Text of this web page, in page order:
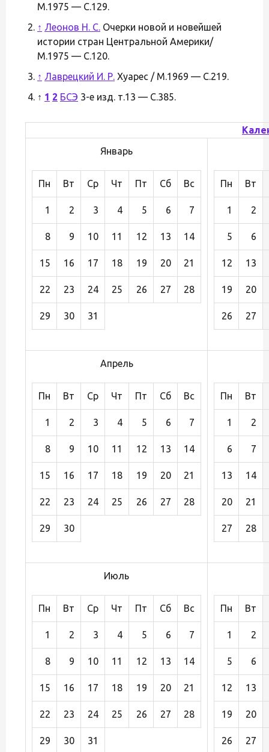
М.1975 — С.129.
↑ Леонов Н. С. Очерки новой и новейшей
истории стран Центральной Америки/
М.1975 — С.120.
↑ Лаврецкий И. Р. Хуарес / М.1969 — С.219.
↑ 1 2 БСЭ 3-е изд. т.13 — С.385.
Январь
Пн Вт Ср Чт Пт Сб Вс
1 2 3 4 5 6 7
8 9 10 11 12 13 14
15 16 17 18 19 20 21
22 23 24 25 26 27 28
29 30 31
Пн Вт
1 2
5 6
12 13
19 20
26 27
Апрель
Пн Вт Ср Чт Пт Сб Вс
1 2 3 4 5 6 7
8 9 10 11 12 13 14
15 16 17 18 19 20 21
22 23 24 25 26 27 28
29 30
Пн Вт
1 2
6 7
13 14
20 21
27 28
Июль
Пн Вт Ср Чт Пт Сб Вс
1 2 3 4 5 6 7
8 9 10 11 12 13 14
15 16 17 18 19 20 21
22 23 24 25 26 27 28
29 30 31
Пн Вт
1 2
5 6
12 13
19 20
26 27